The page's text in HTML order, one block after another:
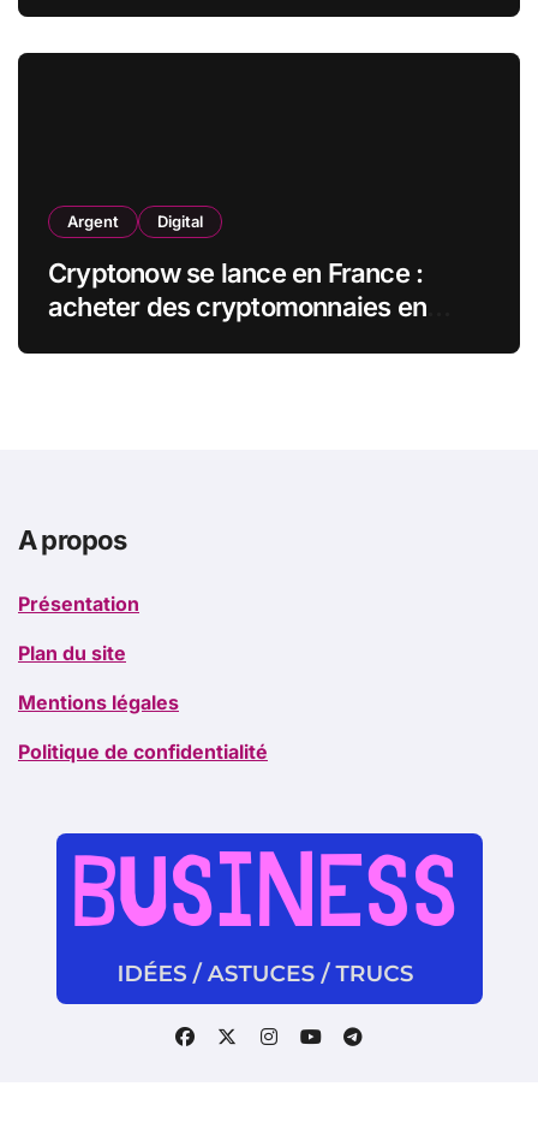
Argent Digital
Cryptonow se lance en France :
acheter des cryptomonnaies en
A propos
Présentation
Plan du site
Mentions légales
Politique de confidentialité